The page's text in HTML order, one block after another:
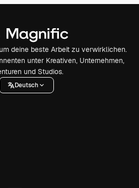
deine beste Arbeit zu verwirklichen.
unter Kreativen, Unternehmen,
und Studios.
Deutsch